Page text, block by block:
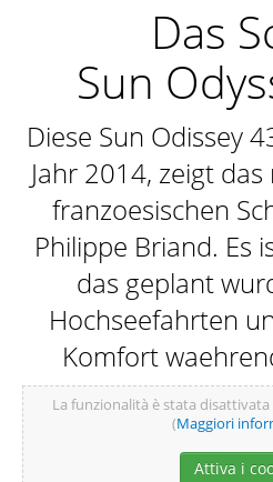
DAS
ZIELE
Das
Sun
Diese Sun Odissey
Jahr 2014, zeigt
franzoesischen
Philippe Briand. Es
das geplant
Hochseefahrten
Komfort
La funzionalità è stata
(Maggiori
Attiva i